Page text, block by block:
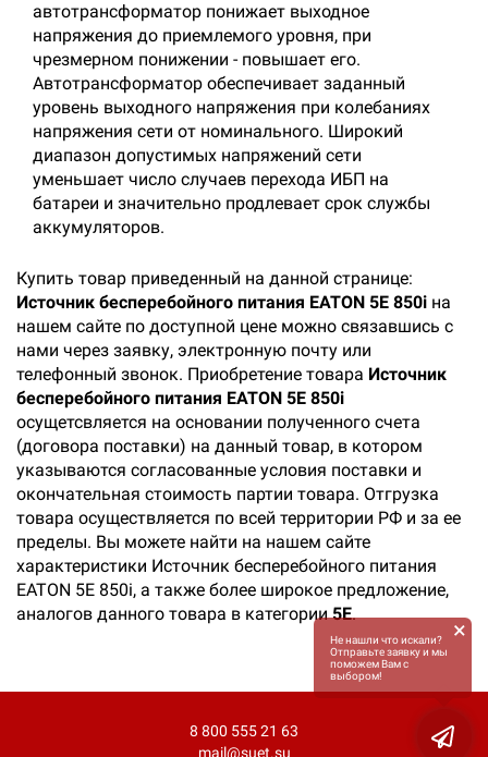
автотрансформатор понижает выходное
напряжения до приемлемого уровня, при
чрезмерном понижении - повышает его.
Автотрансформатор обеспечивает заданный
уровень выходного напряжения при колебаниях
напряжения сети от номинального. Широкий
диапазон допустимых напряжений сети
уменьшает число случаев перехода ИБП на
батареи и значительно продлевает срок службы
аккумуляторов.
Купить товар приведенный на данной странице:
Источник бесперебойного питания EATON 5E 850i на
нашем сайте по доступной цене можно связавшись с
нами через заявку, электронную почту или
телефонный звонок. Приобретение товара Источник
бесперебойного питания EATON 5E 850i
осущетсвляется на основании полученного счета
(договора поставки) на данный товар, в котором
указываются согласованные условия поставки и
окончательная стоимость партии товара. Отгрузка
товара осуществляется по всей территории РФ и за ее
пределы. Вы можете найти на нашем сайте
характеристики Источник бесперебойного питания
EATON 5E 850i, а также более широкое предложение,
аналогов данного товара в категории5E.
8 800 555 21 63
mail@suet.su
Не нашли что искали?
Отправьте заявку и мы
поможем Вам с
выбором!
×